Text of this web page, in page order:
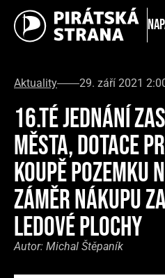
Aktuality 29. září 2021
16.TÉ JEDNÁNÍ
MĚSTA, DOTACE
KOUPĚ POZEMKU
ZÁMĚR NÁKUPU
LEDOVÉ PLOCHY
Autor: Michal Štěpaník